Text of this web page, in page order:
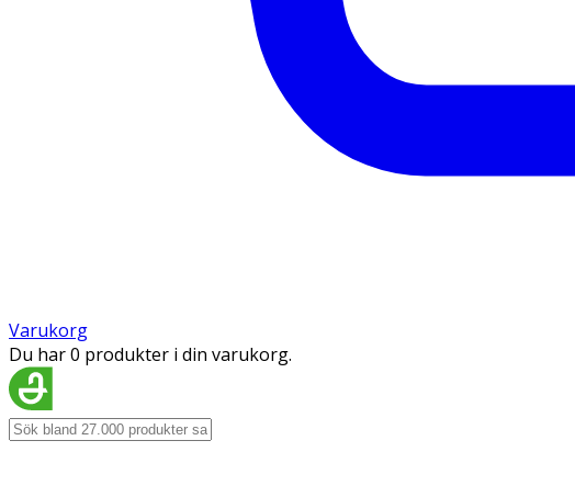
Varukorg
Du har 0 produkter i din varukorg.